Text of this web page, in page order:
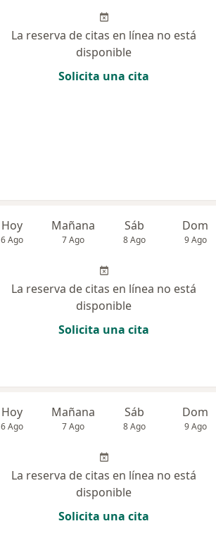
La reserva de citas en línea no está
disponible
Solicita una cita
Hoy
6 Ago
Mañana
7 Ago
Sáb
8 Ago
Dom
9 Ago
La reserva de citas en línea no está
disponible
Solicita una cita
Hoy
6 Ago
Mañana
7 Ago
Sáb
8 Ago
Dom
9 Ago
La reserva de citas en línea no está
disponible
Solicita una cita